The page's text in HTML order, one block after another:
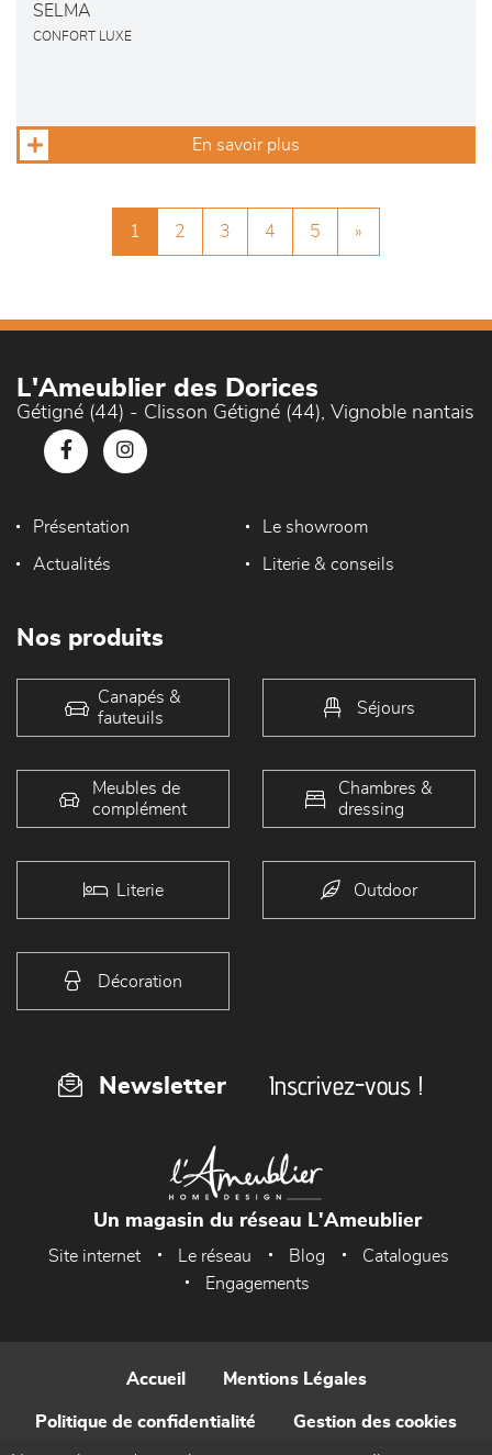
SELMA
CONFORT LUXE
En savoir plus
1 2 3 4 5 »
L'Ameublier des Dorices
Gétigné (44) - Clisson Gétigné (44), Vignoble nantais
Présentation Le showroom
Actualités Literie & conseils
Nos produits
Canapés &
fauteuils
Séjours
Meubles de
complément
Chambres &
dressing
Literie Outdoor
Décoration
Newsletter Inscrivez-vous !
Un magasin du réseau L'Ameublier
Site internet Le réseau Blog
Catalogues
Engagements
Accueil Mentions Légales
Politique de confidentialité Gestion des cookies